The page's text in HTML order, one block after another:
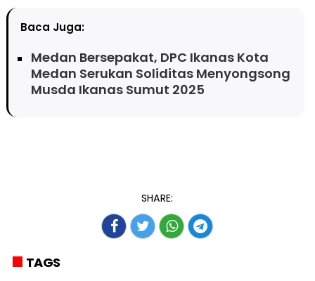
Baca Juga:
Medan Bersepakat, DPC Ikanas Kota
Medan Serukan Soliditas Menyongsong
Musda Ikanas Sumut 2025
SHARE:
TAGS